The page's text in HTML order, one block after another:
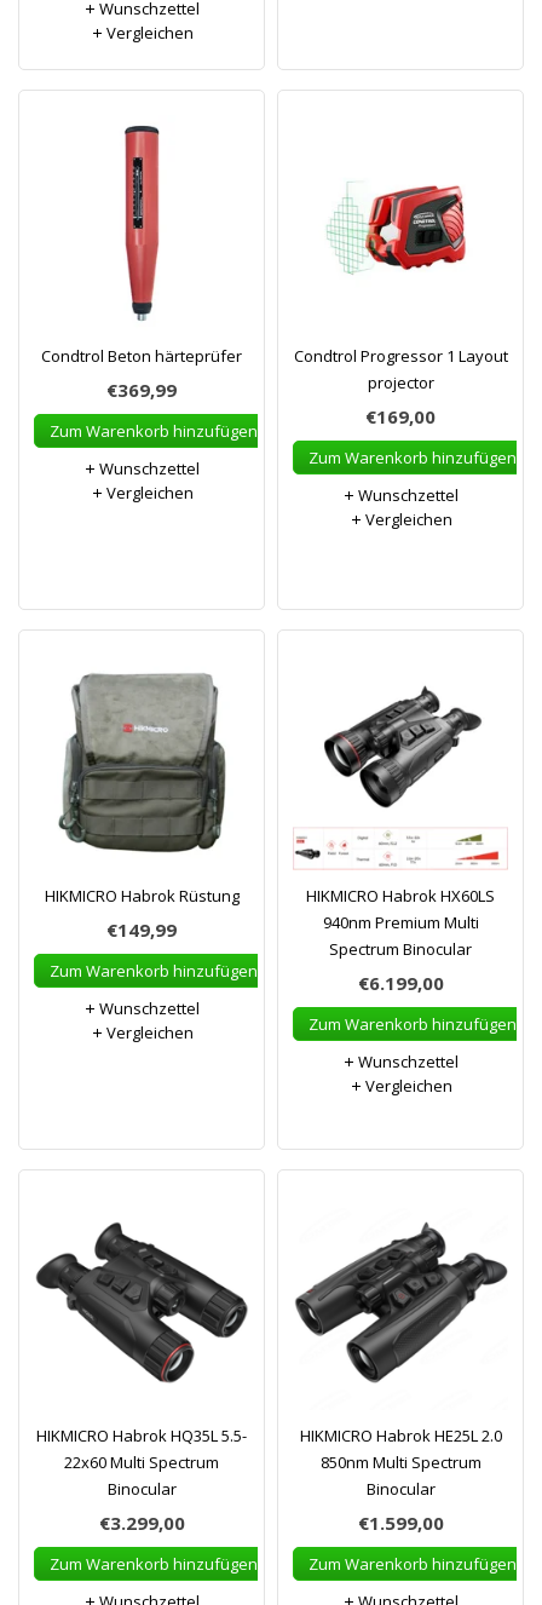
Wunschzettel
Vergleichen
Condtrol Beton härteprüfer
€369,99
Zum Warenkorb hinzufügen
Wunschzettel
Vergleichen
Condtrol Progressor 1 Layout
projector
€169,00
Zum Warenkorb hinzufügen
Wunschzettel
Vergleichen
HIKMICRO Habrok Rüstung
€149,99
Zum Warenkorb hinzufügen
Wunschzettel
Vergleichen
HIKMICRO Habrok HX60LS
940nm Premium Multi
Spectrum Binocular
€6.199,00
Zum Warenkorb hinzufügen
Wunschzettel
Vergleichen
HIKMICRO Habrok HQ35L 5.5-
22x60 Multi Spectrum
Binocular
€3.299,00
Zum Warenkorb hinzufügen
HIKMICRO Habrok HE25L 2.0
850nm Multi Spectrum
Binocular
€1.599,00
Zum Warenkorb hinzufügen